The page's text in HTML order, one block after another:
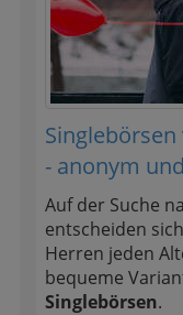
- anonym
Auf der Suche
entscheiden
Herren jeden
bequeme
Singlebörsen.